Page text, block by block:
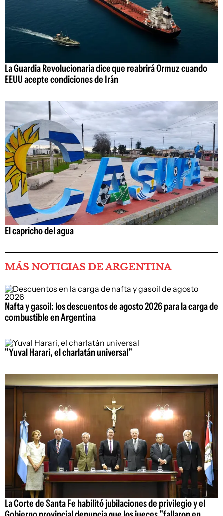
La Guardia Revolucionaria dice que reabrirá Ormuz cuando
EEUU acepte condiciones de Irán
El capricho del agua
MÁS NOTICIAS DE ARGENTINA
Nafta y gasoil: los descuentos de agosto 2026 para la carga de
combustible en Argentina
"Yuval Harari, el charlatán universal"
La Corte de Santa Fe habilitó jubilaciones de privilegio y el